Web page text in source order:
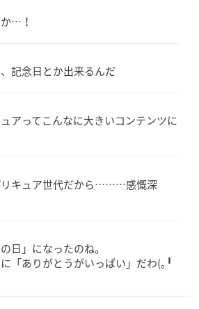
…！
記念日とか出来るんだ
アってこんなに大きいコンテンツに
リキュア世代だから………感慨深
日」になったのね。
「ありがとうがいっぱい」だわ(｡╹